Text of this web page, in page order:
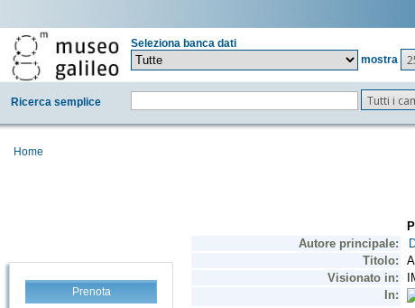
Seleziona banca dati
mostra
Ricerca semplice Tutti i
Home
Prenota